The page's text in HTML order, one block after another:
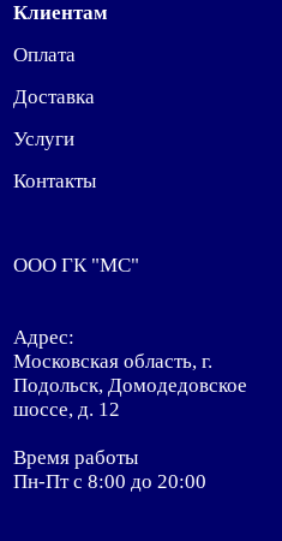
Клиентам
Оплата
Доставка
Услуги
Контакты
ООО ГК "МС"
Адрес:
Московская область, г.
Подольск, Домодедовское
шоссе, д. 12
Время работы
Пн-Пт с 8:00 до 20:00